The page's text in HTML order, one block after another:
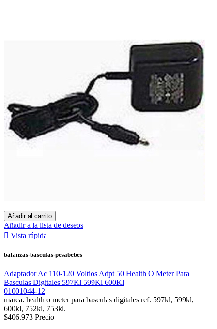
Añadir al carrito
Añadir a la lista de deseos
 Vista rápida
balanzas-basculas-pesabebes
Adaptador Ac 110-120 Voltios Adpt 50 Health O Meter Para
Basculas Digitales 597Kl 599Kl 600Kl
01001044-12
marca: health o meter para basculas digitales ref. 597kl, 599kl,
600kl, 752kl, 753kl.
$406.973 Precio